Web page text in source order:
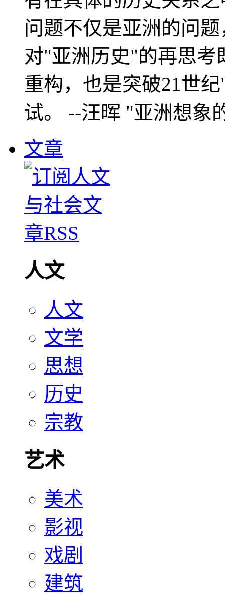
问题不仅是亚洲的问
对"亚洲历史"的再思考
重构，也是突破21世
试。 --汪晖 "亚洲想象
文章
人文
人文
文学
思想
历史
宗教
艺术
美术
影视
戏剧
建筑